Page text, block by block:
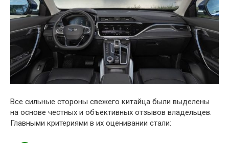
Все сильные стороны свежего китайца были выделены
на основе честных и объективных отзывов владельцев.
Главными критериями в их оценивании стали: